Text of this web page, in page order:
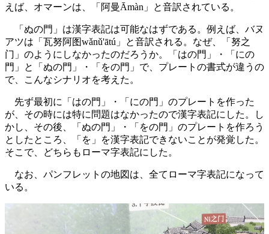
えば、オマーンは、「阿曼Āmàn」と音訳されている。
「ぬの門」は漢字表記は可能なはずである。例えば、バヌ
アツは「瓦努阿图wǎnǔ'ātú」と音訳される。なぜ、「努之
门」のようにしなかったのだろうか。「はの門」・「にの
門」と「ぬの門」・「をの門」で、プレートの書式が違うの
で、こんなシナリオを考えた。
先ず最初に「はの門」・「にの門」のプレートを作った
が、その時には特に問題はなかったので漢字表記にした。し
かし、その後、「ぬの門」・「をの門」のプレートを作ろう
としたところ、「を」を漢字表記できないことが発覚した。
そこで、どちらもローマ字表記にした。
なお、パンフレットの地図は、全てローマ字表記になって
いる。